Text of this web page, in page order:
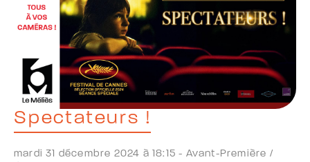
Spectateurs !
mardi 31 décembre 2024 à 18:15 - Avant-Première /